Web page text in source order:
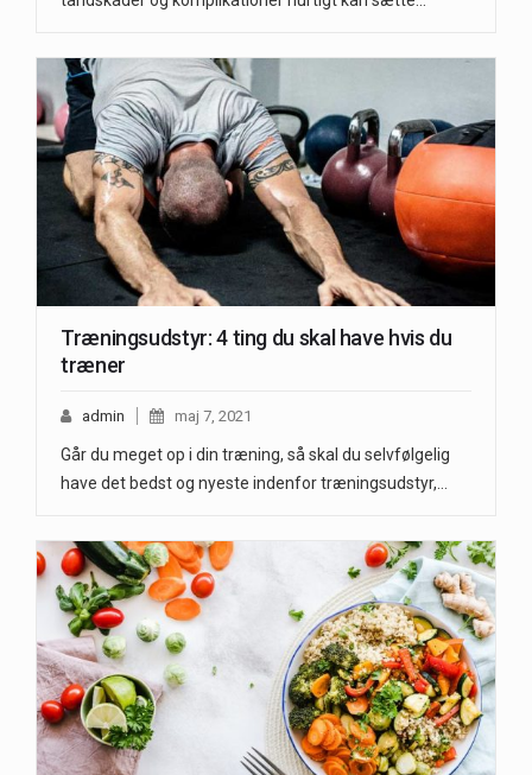
Træningsudstyr: 4 ting du skal have hvis du
træner
admin maj 7, 2021
Går du meget op i din træning, så skal du selvfølgelig
have det bedst og nyeste indenfor træningsudstyr,…